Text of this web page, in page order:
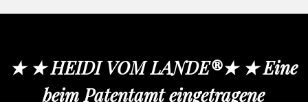
★ ★ HEIDI VOM LANDE®★ ★ Eine
beim Patentamt eingetragene